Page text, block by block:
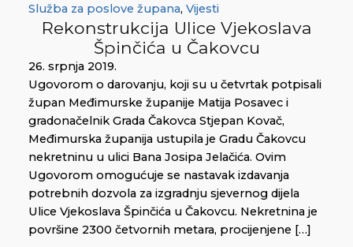
Služba za poslove župana, Vijesti
Rekonstrukcija Ulice Vjekoslava
Špinčića u Čakovcu
26. srpnja 2019.
Ugovorom o darovanju, koji su u četvrtak potpisali
župan Međimurske županije Matija Posavec i
gradonačelnik Grada Čakovca Stjepan Kovač,
Međimurska županija ustupila je Gradu Čakovcu
nekretninu u ulici Bana Josipa Jelačića. Ovim
Ugovorom omogućuje se nastavak izdavanja
potrebnih dozvola za izgradnju sjevernog dijela
Ulice Vjekoslava Špinčića u Čakovcu. Nekretnina je
površine 2300 četvornih metara, procijenjene […]